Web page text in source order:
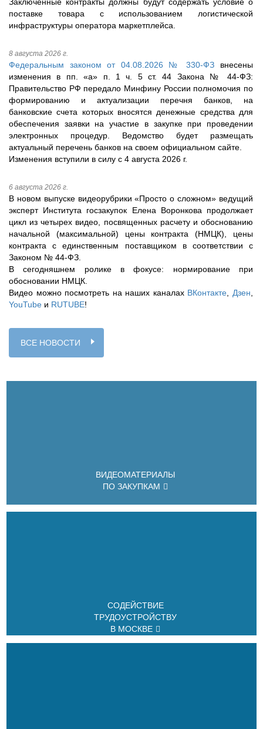
поставке товара с использованием логистической
инфраструктуры оператора маркетплейса.
8 августа 2026 г.
Федеральным законом от 04.08.2026 № 330-ФЗ внесены
изменения в пп. «а» п. 1 ч. 5 ст. 44 Закона № 44-ФЗ:
Правительство РФ передало Минфину России полномочия по
формированию и актуализации перечня банков, на
банковские счета которых вносятся денежные средства для
обеспечения заявки на участие в закупке при проведении
электронных процедур. Ведомство будет размещать
актуальный перечень банков на своем официальном сайте.
Изменения вступили в силу с 4 августа 2026 г.
6 августа 2026 г.
В новом выпуске видеорубрики «Просто о сложном» ведущий
эксперт Института госзакупок Елена Воронкова продолжает
цикл из четырех видео, посвященных расчету и обоснованию
начальной (максимальной) цены контракта (НМЦК), цены
контракта с единственным поставщиком в соответствии с
Законом № 44-ФЗ.
В сегодняшнем ролике в фокусе: нормирование при
обосновании НМЦК.
Видео можно посмотреть на наших каналах ВКонтакте Дзен
YouTube и RUTUBE!
ВСЕ НОВОСТИ
ВИДЕОМАТЕРИАЛЫ
ПО ЗАКУПКАМ
СОДЕЙСТВИЕ
ТРУДОУСТРОЙСТВУ
В МОСКВЕ